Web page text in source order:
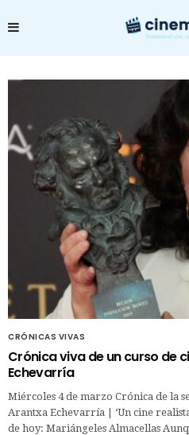
CRÓNICAS VIVAS
Crónica viva de un curso de
Echevarría
Miércoles 4 de marzo Crónica de la
Arantxa Echevarría | ‘Un cine
de hoy: Mariángeles Almacellas